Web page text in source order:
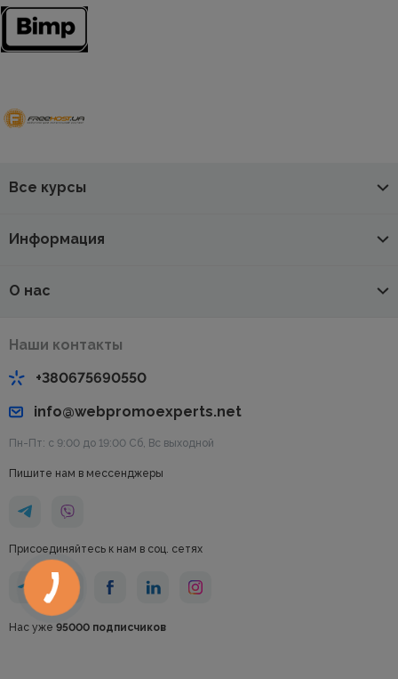
Все курсы
Информация
О нас
Наши контакты
+380675690550
info@webpromoexperts.net
Пн-Пт: с 9:00 до 19:00 Cб, Вс выходной
Пишите нам в мессенджеры
Присоединяйтесь к нам в соц. сетях
Нас уже 95000 подписчиков